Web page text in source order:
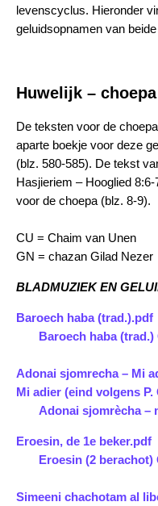
levenscyclus. Hieronder
geluidsopnamen van
Huwelijk – choepa
De teksten voor de
aparte boekje voor deze
(blz. 580-585). De tekst
Hasjieriem – Hooglied
voor de choepa (blz. 8-9).
CU = Chaim van Unen
GN = chazan Gilad Nezer
BLADMUZIEK EN
Baroech haba (trad.).pdf
Baroech haba (trad.)
Adonai sjomrecha – Mi
Mi adier (eind volgens
Adonai sjomrècha –
Eroesin, de 1e beker.pdf
Eroesin (2 berachot)
Simeeni chachotam al